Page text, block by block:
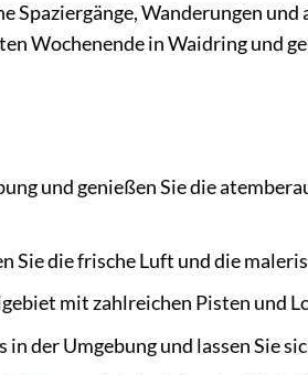
Wanderungen
Wochenende in Waidring und
und genießen Sie die
Sie die frische Luft und die
mit zahlreichen Pisten und
der Umgebung und lassen Sie